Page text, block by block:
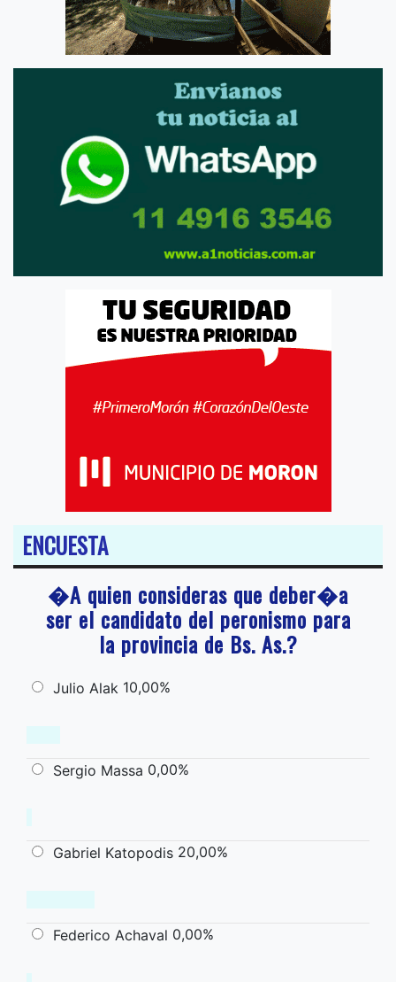
ENCUESTA
�A quien consideras que deber�a
ser el candidato del peronismo para
la provincia de Bs. As.?
Julio Alak 10,00%
Sergio Massa 0,00%
Gabriel Katopodis 20,00%
Federico Achaval 0,00%